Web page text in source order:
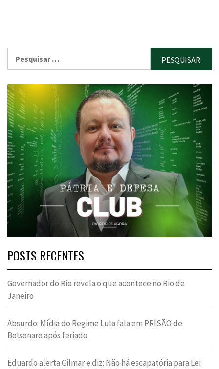
por:
POSTS RECENTES
Governador do Rio revela o que acontece no Rio de
Janeiro
Absurdo: Mídia do Regime Lula fala em PRISÃO de
Bolsonaro após feriado
Eduardo alerta Gilmar e diz: Não há escapatória para Lei